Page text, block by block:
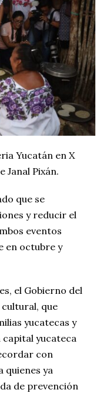
Yucatán en X
Janal Pixán.
que se
y reducir el
eventos
en octubre y
el Gobierno del
que
yucatecas y
capital yucateca
con
quienes ya
de prevención